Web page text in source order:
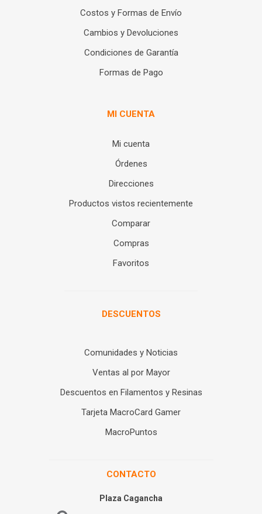
Costos y Formas de Envío
Cambios y Devoluciones
Condiciones de Garantía
Formas de Pago
MI CUENTA
Mi cuenta
Órdenes
Direcciones
Productos vistos recientemente
Comparar
Compras
Favoritos
DESCUENTOS
Comunidades y Noticias
Ventas al por Mayor
Descuentos en Filamentos y Resinas
Tarjeta MacroCard Gamer
MacroPuntos
CONTACTO
Plaza Cagancha